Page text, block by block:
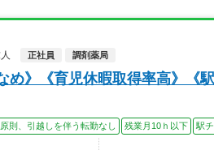
正社員 調剤薬局
め》《育児休暇取得率高》《
原則、引越しを伴う転勤なし 残業月10ｈ以下 駅